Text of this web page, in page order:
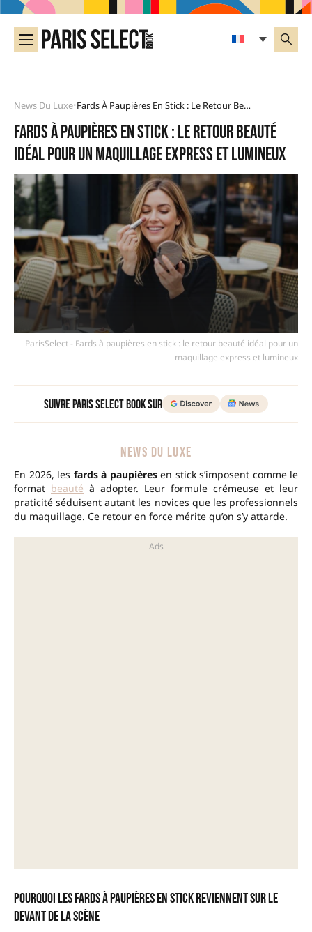
News Du Luxe• Fards À Paupières En Stick : Le Retour Beauté Idéal Pour Un Maquillage Express Et Lumineux
Fards à paupières en stick : le retour beauté
idéal pour un maquillage express et lumineux
ParisSelect - Fards à paupières en stick : le retour beauté idéal pour un
maquillage express et lumineux
Suivre Paris Select Book sur
NEWS DU LUXE
En 2026, les fards à paupièresen stick s’imposent comme le
format beauté à adopter. Leur formule crémeuse et leur
praticité séduisent autant les novices que les professionnels
du maquillage. Ce retour en force mérite qu’on s’y attarde.
Pourquoi les fards à paupières en stick reviennent sur le
devant de la scène